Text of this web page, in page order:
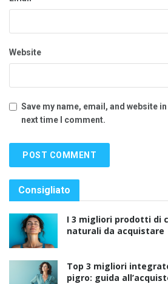
Website
Save my name, email, and website
next time I comment.
Consigliato
I 3 migliori prodotti di
naturali da acquistare
Top 3 migliori
pigro: guida